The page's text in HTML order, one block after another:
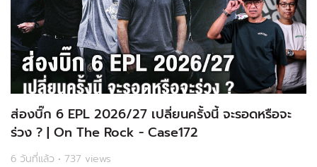
ส่องบิ๊ก 6 EPL 2026/27 เปลี่ยนครั้งนี้ จะรอดหรือจะ
ร่วง ? | On The Rock - Case172
6 วันที่แล้ว • 737 views